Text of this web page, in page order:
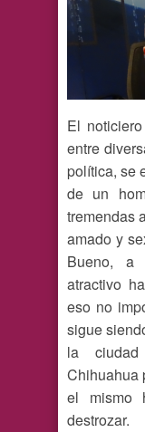
El
entre
política, se
de un
tremendas
amado y
Bueno,
atractivo
eso no
sigue
la
Chihuahua
el mismo
destrozar.